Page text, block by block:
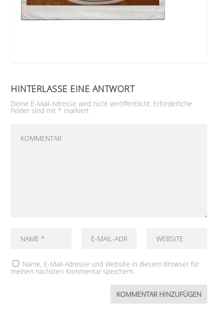
HINTERLASSE EINE ANTWORT
Deine E-Mail-Adresse wird nicht veröffentlicht. Erforderliche
Felder sind mit * markiert
Name, E-Mail-Adresse und Website in diesem Browser für
meinen nächsten Kommentar speichern.